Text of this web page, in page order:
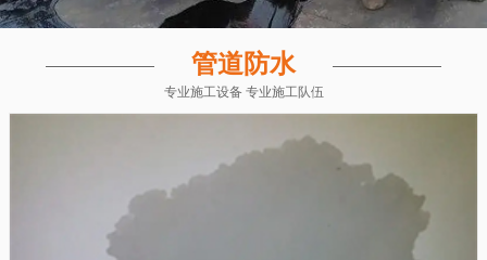
管道防水
专业施工设备 专业施工队伍